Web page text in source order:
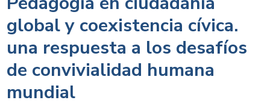
global y coexistencia cívica.
una respuesta a los desafíos
de convivialidad humana
mundial